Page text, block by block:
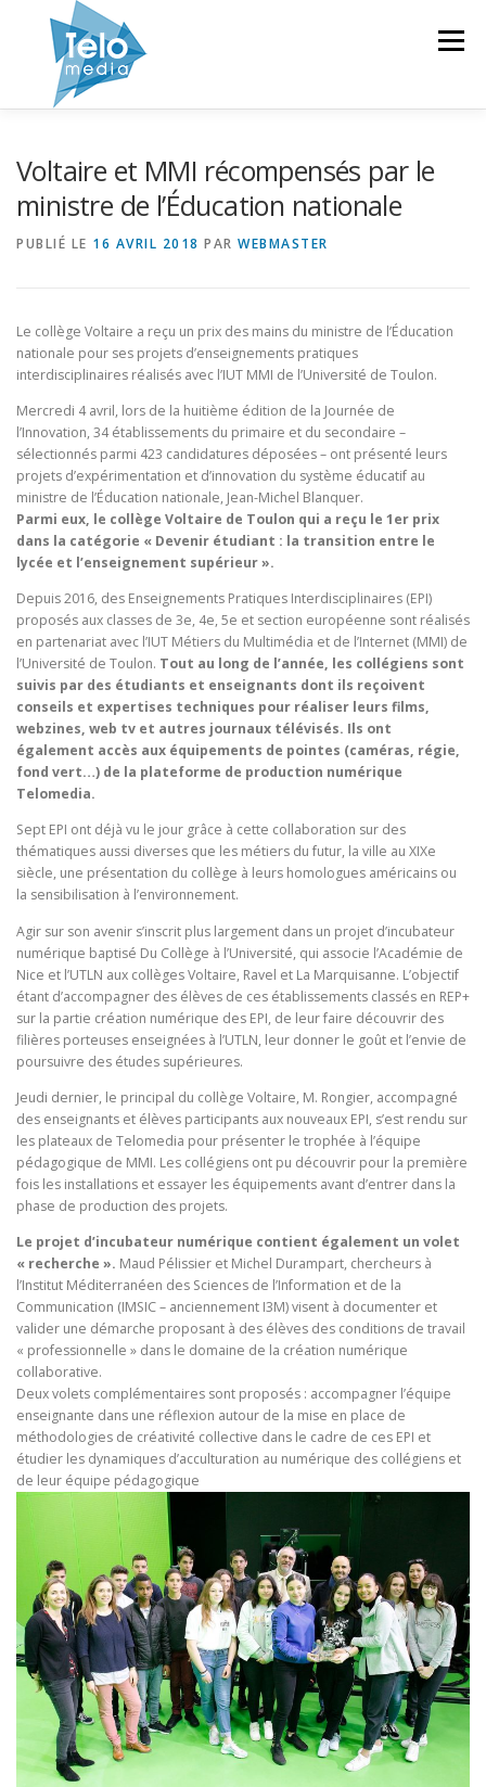
Menu
Voltaire et MMI récompensés par le
ministre de l’Éducation nationale
PUBLIÉ LE 16 AVRIL 2018 PAR WEBMASTER
Le collège Voltaire a reçu un prix des mains du ministre de l’Éducation
nationale pour ses projets d’enseignements pratiques
interdisciplinaires réalisés avec l’IUT MMI de l’Université de Toulon.
Mercredi 4 avril, lors de la huitième édition de la Journée de
l’Innovation, 34 établissements du primaire et du secondaire –
sélectionnés parmi 423 candidatures déposées – ont présenté leurs
projets d’expérimentation et d’innovation du système éducatif au
ministre de l’Éducation nationale, Jean-Michel Blanquer.
Parmi eux, le collège Voltaire de Toulon qui a reçu le 1er prix
dans la catégorie « Devenir étudiant : la transition entre le
lycée et l’enseignement supérieur ».
Depuis 2016, des Enseignements Pratiques Interdisciplinaires (EPI)
proposés aux classes de 3e, 4e, 5e et section européenne sont réalisés
en partenariat avec l’IUT Métiers du Multimédia et de l’Internet (MMI) de
l’Université de Toulon. Tout au long de l’année, les collégiens sont
suivis par des étudiants et enseignants dont ils reçoivent
conseils et expertises techniques pour réaliser leurs films,
webzines, web tv et autres journaux télévisés. Ils ont
également accès aux équipements de pointes (caméras, régie,
fond vert…) de la plateforme de production numérique
Telomedia.
Sept EPI ont déjà vu le jour grâce à cette collaboration sur des
thématiques aussi diverses que les métiers du futur, la ville au XIXe
siècle, une présentation du collège à leurs homologues américains ou
la sensibilisation à l’environnement.
Agir sur son avenir s’inscrit plus largement dans un projet d’incubateur
numérique baptisé Du Collège à l’Université, qui associe l’Académie de
Nice et l’UTLN aux collèges Voltaire, Ravel et La Marquisanne. L’objectif
étant d’accompagner des élèves de ces établissements classés en REP+
sur la partie création numérique des EPI, de leur faire découvrir des
filières porteuses enseignées à l’UTLN, leur donner le goût et l’envie de
poursuivre des études supérieures.
Jeudi dernier, le principal du collège Voltaire, M. Rongier, accompagné
des enseignants et élèves participants aux nouveaux EPI, s’est rendu sur
les plateaux de Telomedia pour présenter le trophée à l’équipe
pédagogique de MMI. Les collégiens ont pu découvrir pour la première
fois les installations et essayer les équipements avant d’entrer dans la
phase de production des projets.
Le projet d’incubateur numérique contient également un volet
« recherche ». Maud Pélissier et Michel Durampart, chercheurs à
l’Institut Méditerranéen des Sciences de l’Information et de la
Communication (IMSIC – anciennement I3M) visent à documenter et
valider une démarche proposant à des élèves des conditions de travail
« professionnelle » dans le domaine de la création numérique
collaborative.
Deux volets complémentaires sont proposés : accompagner l’équipe
enseignante dans une réflexion autour de la mise en place de
méthodologies de créativité collective dans le cadre de ces EPI et
étudier les dynamiques d’acculturation au numérique des collégiens et
de leur équipe pédagogique